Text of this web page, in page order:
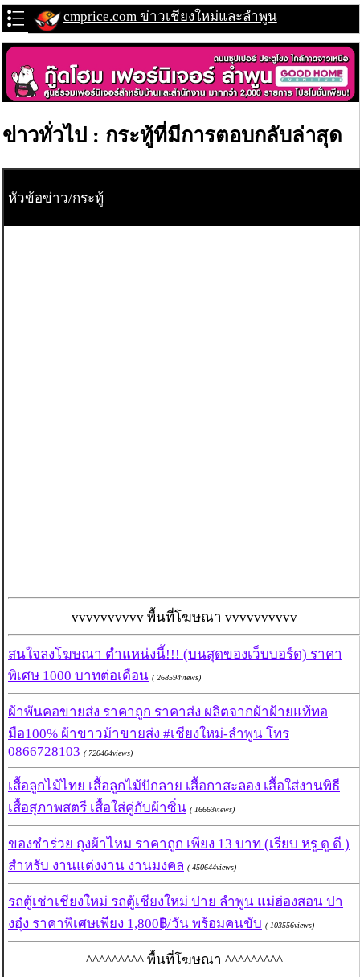
cmprice.com ข่าวเชียงใหม่และลำพูน
ข่าวทั่วไป : กระทู้ที่มีการตอบกลับล่าสุด
หัวข้อข่าว/กระทู้
vvvvvvvvvv พื้นที่โฆษณา vvvvvvvvvv
สนใจลงโฆษณา ตำแหน่งนี้!!! (บนสุดของเว็บบอร์ด) ราคา
พิเศษ 1000 บาทต่อเดือน ( 268594views)
ผ้าพันคอขายส่ง ราคาถูก ราคาส่ง ผลิตจากผ้าฝ้ายแท้ทอ
มือ100% ผ้าขาวม้าขายส่ง #เชียงใหม่-ลำพูน โทร
0866728103 ( 720404views)
เสื้อลูกไม้ไทย เสื้อลูกไม้ปักลาย เสื้อกาสะลอง เสื้อใส่งานพิธี
เสื้อสุภาพสตรี เสื้อใส่คู่กับผ้าซิ่น ( 16663views)
ของชำร่วย ถุงผ้าไหม ราคาถูก เพียง 13 บาท (เรียบ หรู ดู ดี )
สำหรับ งานแต่งงาน งานมงคล ( 450644views)
รถตู้เช่าเชียงใหม่ รถตู้เชียงใหม่ ปาย ลำพูน แม่ฮ่องสอน ปา
งอุ๋ง ราคาพิเศษเพียง 1,800฿/วัน พร้อมคนขับ ( 103556views)
^^^^^^^^^ พื้นที่โฆษณา ^^^^^^^^^